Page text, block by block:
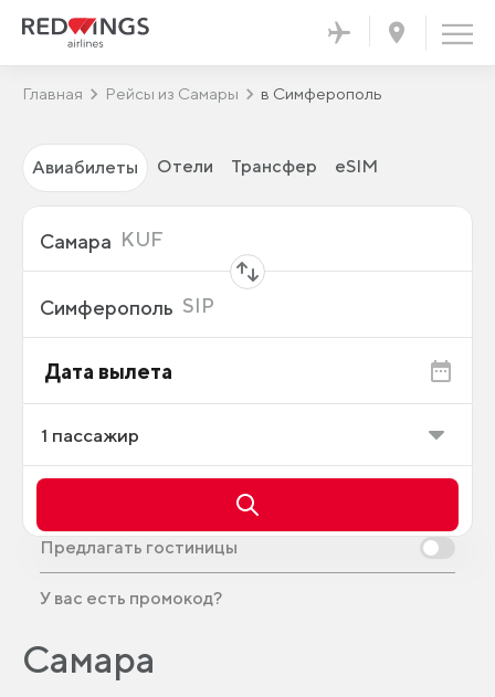
Главная Рейсы из Самары в Симферополь
Авиабилеты Отели Трансфер eSIM
Откуда
Самара KUF
Куда
Симферополь SIP
Дата вылета
1 пассажир
Предлагать гостиницы
У вас есть промокод?
Самара